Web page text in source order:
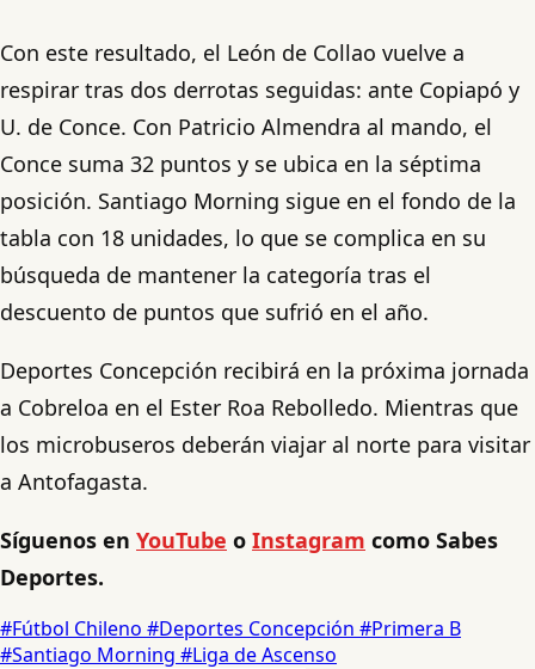
Con este resultado, el León de Collao vuelve a
respirar tras dos derrotas seguidas: ante Copiapó y
U. de Conce. Con Patricio Almendra al mando, el
Conce suma 32 puntos y se ubica en la séptima
posición. Santiago Morning sigue en el fondo de la
tabla con 18 unidades, lo que se complica en su
búsqueda de mantener la categoría tras el
descuento de puntos que sufrió en el año.
Deportes Concepción recibirá en la próxima jornada
a Cobreloa en el Ester Roa Rebolledo. Mientras que
los microbuseros deberán viajar al norte para visitar
a Antofagasta.
Síguenos en YouTube o Instagram como Sabes
Deportes.
#Fútbol Chileno #Deportes Concepción #Primera B
#Santiago Morning #Liga de Ascenso